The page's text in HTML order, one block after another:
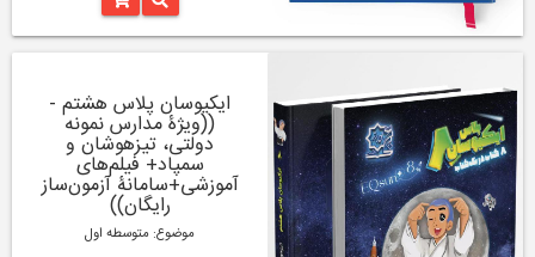
ایکیوسان پلاس هشتم -
((ویژۀ مدارس نمونه
دولتی، تیزهوشان و
سمپاد+ فیلم‌های
آموزشی+سامانۀ آزمون‌ساز
رایگان))
موضوع: متوسطه اول